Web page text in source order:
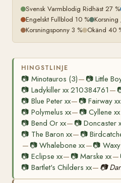
Svensk Varmblodig Ridhäst 27 %
Engelskt Fullblod 10 %
Korsningsponny 3 % Okänd 40
HINGSTLINJE
📷 Minotauros (3)— 📷Little
📷 Ladykiller xx 210384761 —
📷 Blue Peter xx— 📷Fairway xx
📷 Polymelus xx— 📷Cyllene xx
📷 Bend Or xx— 📷Doncaster
📷 The Baron xx— 📷
— 📷Whalebone xx—📷
📷 Eclipse xx— 📷Marske xx—
📷 Bartlet's Childers xx— 📷